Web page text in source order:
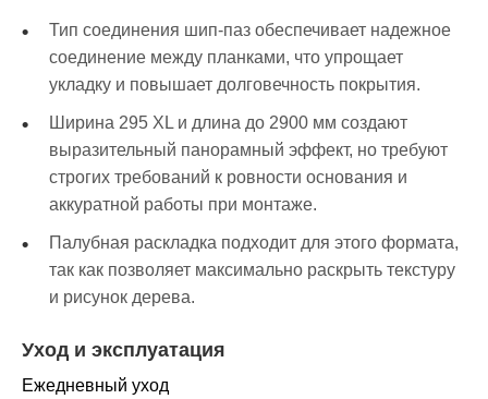
Тип соединения шип-паз обеспечивает надежное
соединение между планками, что упрощает
укладку и повышает долговечность покрытия.
Ширина 295 XL и длина до 2900 мм создают
выразительный панорамный эффект, но требуют
строгих требований к ровности основания и
аккуратной работы при монтаже.
Палубная раскладка подходит для этого формата,
так как позволяет максимально раскрыть текстуру
и рисунок дерева.
Уход и эксплуатация
Ежедневный уход